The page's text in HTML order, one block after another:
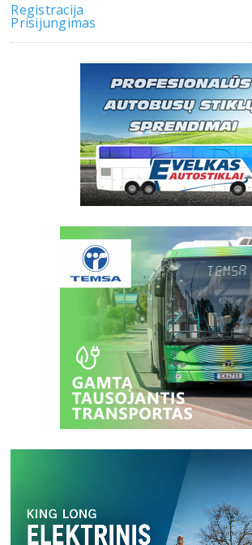
Registracija
Prisijungimas